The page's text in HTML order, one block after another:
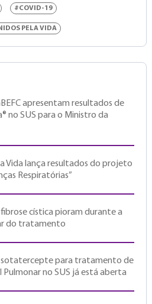
#COVID-19
PELA VIDA
apresentam resultados de
no SUS para o Ministro da
Vida lança resultados do projeto
Respiratórias”
cística pioram durante a
do tratamento
sotatercepte para tratamento de
no SUS já está aberta